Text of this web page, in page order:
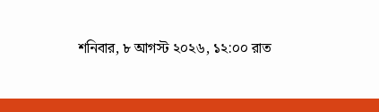
শনিবার, ৮ আগস্ট ২০২৬, ১২:০০ রাত